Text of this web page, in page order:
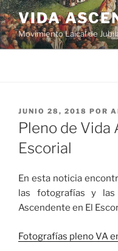
VIDA
Movimiento Laical de
JUNIO 28, 2018 POR
Pleno de Vida
Escorial
En esta noticia
las fotografías y
Ascendente en El
Fotografías pleno VA